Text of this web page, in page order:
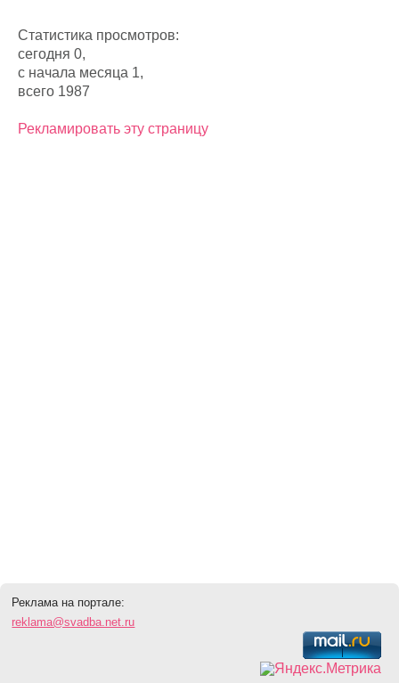
Статистика просмотров:
сегодня 0,
с начала месяца 1,
всего 1987
Рекламировать эту страницу
Реклама на портале:
reklama@svadba.net.ru